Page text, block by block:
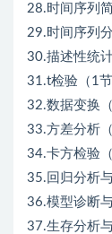
28.时间序列
29.时间序列
30.描述性统
31.t检验（1节
32.数据变换（
33.方差分析（
34.卡方检验（
35.回归分析
36.模型诊断
37.生存分析